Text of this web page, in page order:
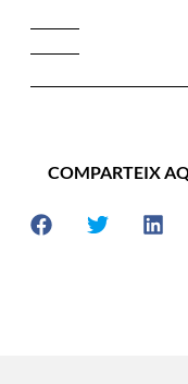
COMPARTEIX